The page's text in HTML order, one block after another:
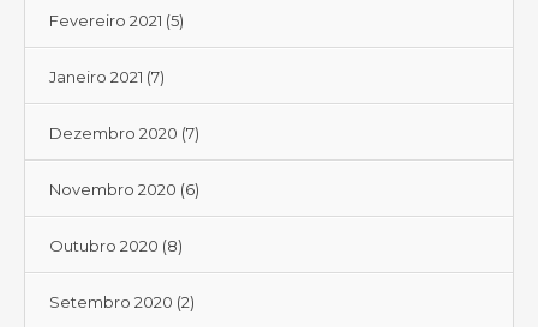
Fevereiro 2021 (5)
Janeiro 2021 (7)
Dezembro 2020 (7)
Novembro 2020 (6)
Outubro 2020 (8)
Setembro 2020 (2)